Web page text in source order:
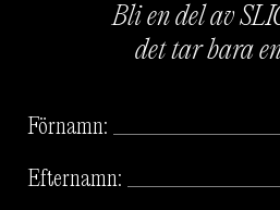
Bli en del av
det tar bara
Förnamn:
Efternamn: